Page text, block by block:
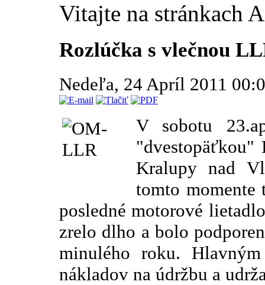
Vitajte na stránkach
Rozlúčka s vlečnou
Nedeľa, 24 Apríl 2011
V sobotu
"dvestopäťkou"
Kralupy nad
tomto momente
posledné motorové
zrelo dlho a bolo
minulého roku.
nákladov na údržbu a